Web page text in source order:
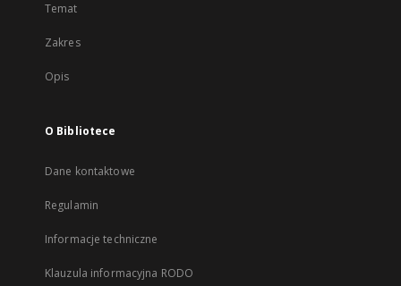
Temat
Zakres
Opis
O Bibliotece
Dane kontaktowe
Regulamin
Informacje techniczne
Klauzula informacyjna RODO